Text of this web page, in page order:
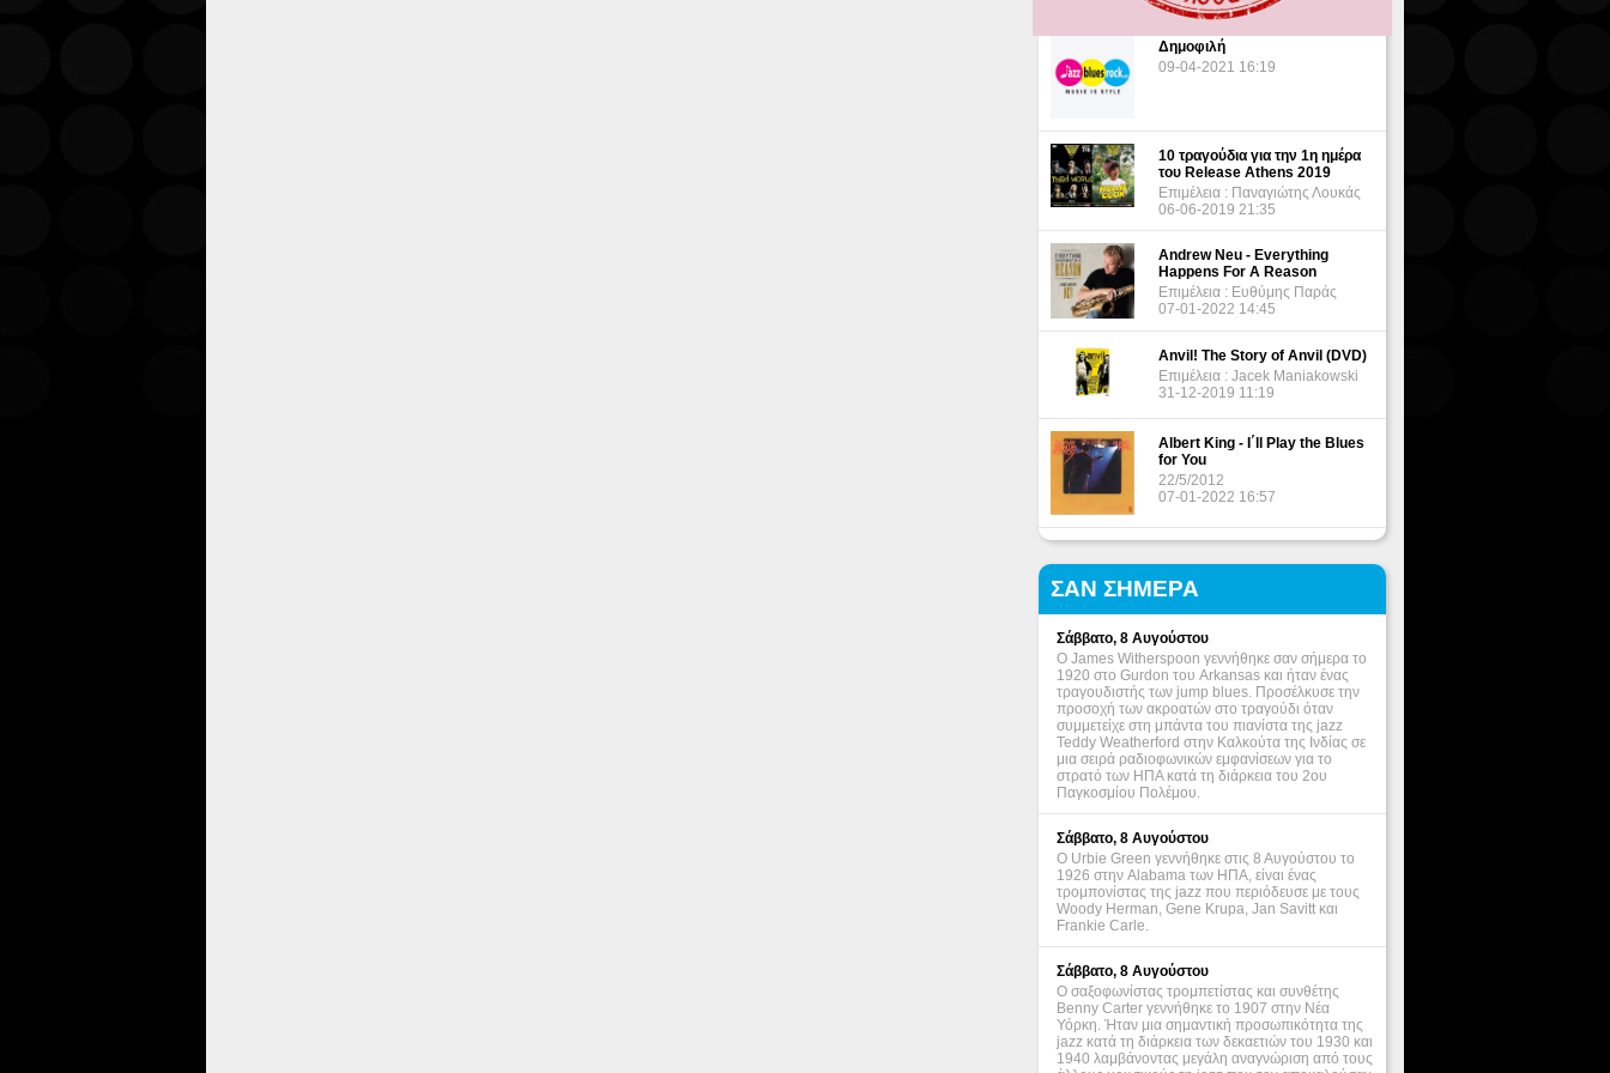
Δημοφιλή
09-04-2021 16:19
10 τραγούδια για την 1η ημέρα
του Release Athens 2019
Επιμέλεια : Παναγιώτης Λουκάς
06-06-2019 21:35
Andrew Neu - Everything
Happens For A Reason
Επιμέλεια : Ευθύμης Παράς
07-01-2022 14:45
Anvil! The Story of Anvil (DVD)
Επιμέλεια : Jacek Maniakowski
31-12-2019 11:19
Albert King - I΄ll Play the Blues
for You
22/5/2012
07-01-2022 16:57
ΣΑΝ ΣΗΜΕΡΑ
Σάββατο, 8 Αυγούστου
Ο James Witherspoon γεννήθηκε σαν σήμερα το
1920 στο Gurdon του Arkansas και ήταν ένας
τραγουδιστής των jump blues. Προσέλκυσε την
προσοχή των ακροατών στο τραγούδι όταν
συμμετείχε στη μπάντα του πιανίστα της jazz
Teddy Weatherford στην Καλκούτα της Ινδίας σε
μια σειρά ραδιοφωνικών εμφανίσεων για το
στρατό των ΗΠΑ κατά τη διάρκεια του 2ου
Παγκοσμίου Πολέμου.
Σάββατο, 8 Αυγούστου
Ο Urbie Green γεννήθηκε στις 8 Αυγούστου το
1926 στην Alabama των ΗΠΑ, είναι ένας
τρομπονίστας της jazz που περιόδευσε με τους
Woody Herman, Gene Krupa, Jan Savitt και
Frankie Carle.
Σάββατο, 8 Αυγούστου
Ο σαξοφωνίστας τρομπετίστας και συνθέτης
Benny Carter γεννήθηκε το 1907 στην Νέα
Υόρκη. Ήταν μια σημαντική προσωπικότητα της
jazz κατά τη διάρκεια των δεκαετιών του 1930 και
1940 λαμβάνοντας μεγάλη αναγνώριση από τους